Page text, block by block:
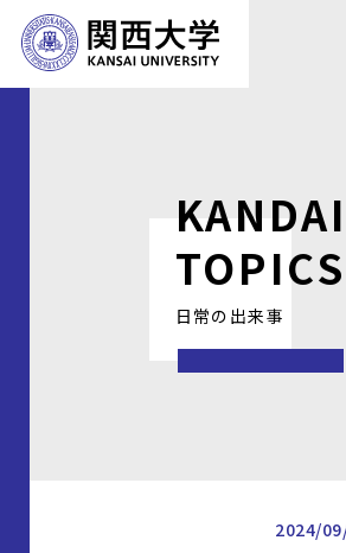
KANDAI
TOPICS
日常の出来事
2024/